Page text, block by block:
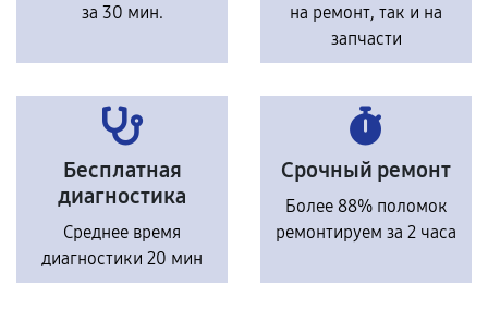
за 30 мин.
на ремонт, так и на
запчасти
Бесплатная
диагностика
Среднее время
диагностики 20 мин
Срочный ремонт
Более 88% поломок
ремонтируем за 2 часа